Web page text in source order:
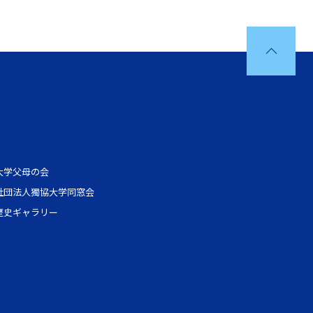
学父母の会
団法人獨協大学同窓会
史ギャラリー